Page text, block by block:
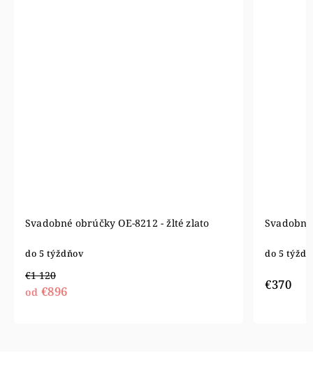
Svadobné obrúčky OE-8212 - žlté zlato
do 5 týždňov
€1 120
od €896
do 5
€370